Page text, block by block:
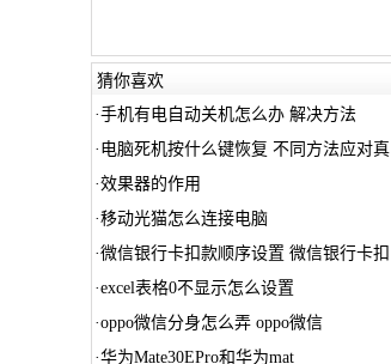
猜你喜欢
·手机有电自动关机怎么办 解决方法
· 电脑死机按什么键恢复 不同方法应对真
·效果器的作用
·移动光猫怎么连接电脑
·微信银行卡扣款顺序设置 微信银行卡扣
·excel表格0不显示怎么设置
·oppo微信分身怎么弄 oppo微信
·华为Mate30EPro和华为mat